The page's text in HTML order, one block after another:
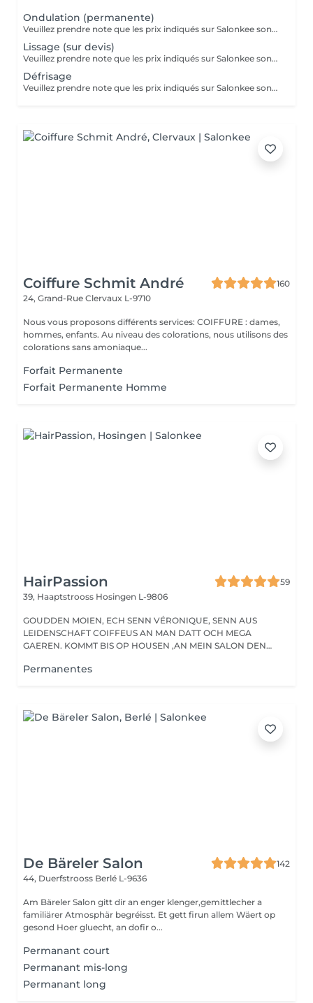
Ondulation (permanente)
Veuillez prendre note que les prix indiqués sur Salonkee sont communiqués à titre informatif et s'entendent de base. Ces derniers sont susceptibles de varier selon le diagnostic réalisé à votre arrivée au salon et l'expertise du professionnel à qui vous confiez votre beauté. Dans tous les cas, un devis précis vous sera proposé et toutes réalisations de prestations seront effectuées avec votre accord. Un grand merci d'avance pour votre compréhension. Au plaisir de vous recevoir très vite.
Lissage (sur devis)
Veuillez prendre note que les prix indiqués sur Salonkee sont communiqués à titre informatif et s'entendent de base. Ces derniers sont susceptibles de varier selon le diagnostic réalisé à votre arrivée au salon et l'expertise du professionnel à qui vous confiez votre beauté. Dans tous les cas, un devis précis vous sera proposé et toutes réalisations de prestations seront effectuées avec votre accord. Un grand merci d'avance pour votre compréhension. Au plaisir de vous recevoir très vite.
Défrisage
Veuillez prendre note que les prix indiqués sur Salonkee sont communiqués à titre informatif et s'entendent de base. Ces derniers sont susceptibles de varier selon le diagnostic réalisé à votre arrivée au salon et l'expertise du professionnel à qui vous confiez votre beauté. Dans tous les cas, un devis précis vous sera proposé et toutes réalisations de prestations seront effectuées avec votre accord. Un grand merci d'avance pour votre compréhension. Au plaisir de vous recevoir très vite.
Coiffure Schmit André
160
24, Grand-Rue Clervaux L-9710
Nous vous proposons différents services: COIFFURE : dames,
hommes, enfants. Au niveau des colorations, nous utilisons des
colorations sans amoniaque...
Forfait Permanente
Forfait Permanente Homme
HairPassion
59
39, Haaptstrooss Hosingen L-9806
GOUDDEN MOIEN, ECH SENN VÉRONIQUE, SENN AUS
LEIDENSCHAFT COIFFEUS AN MAN DATT OCH MEGA
GAEREN. KOMMT BIS OP HOUSEN ,AN MEIN SALON DEN
Permanentes
De Bäreler Salon
142
44, Duerfstrooss Berlé L-9636
Am Bäreler Salon gitt dir an enger klenger,gemittlecher a
familiärer Atmosphär begréisst. Et gett firun allem Wäert op
gesond Hoer gluecht, an dofir o...
Permanant court
Permanant mis-long
Permanant long